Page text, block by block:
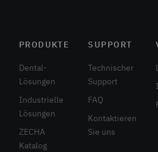
PRODUKTE
Dental-
Lösungen
Industrielle
Lösungen
ZECHA
Katalog
SUPPORT
Technischer
Support
FAQ
Kontaktieren
Sie uns